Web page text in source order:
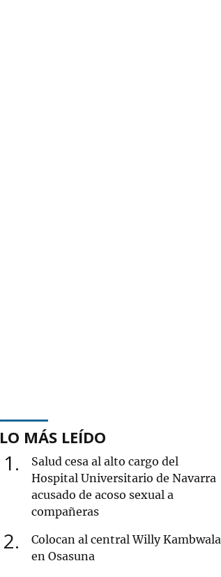
LO MÁS LEÍDO
1
Salud cesa al alto cargo del
Hospital Universitario de Navarra
acusado de acoso sexual a
compañeras
2
Colocan al central Willy Kambwala
en Osasuna